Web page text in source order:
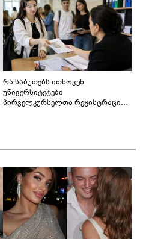
რა საბუთებს ითხოვენ
უნივერსიტეტები
პირველკურსელთა რეგისტრაციის